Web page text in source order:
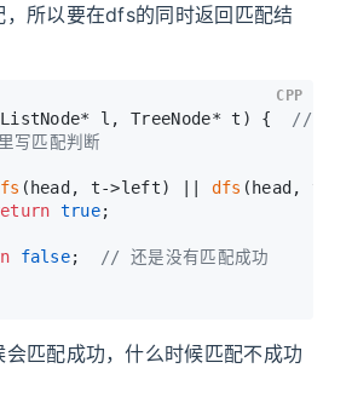
所以要在dfs的同时返回匹配结
l, TreeNode* t) {
// l是
写匹配判断
(head, t->left) || dfs (head,
true;
false;
// 还是没有匹配成功
CPP
匹配成功，什么时候匹配不成功